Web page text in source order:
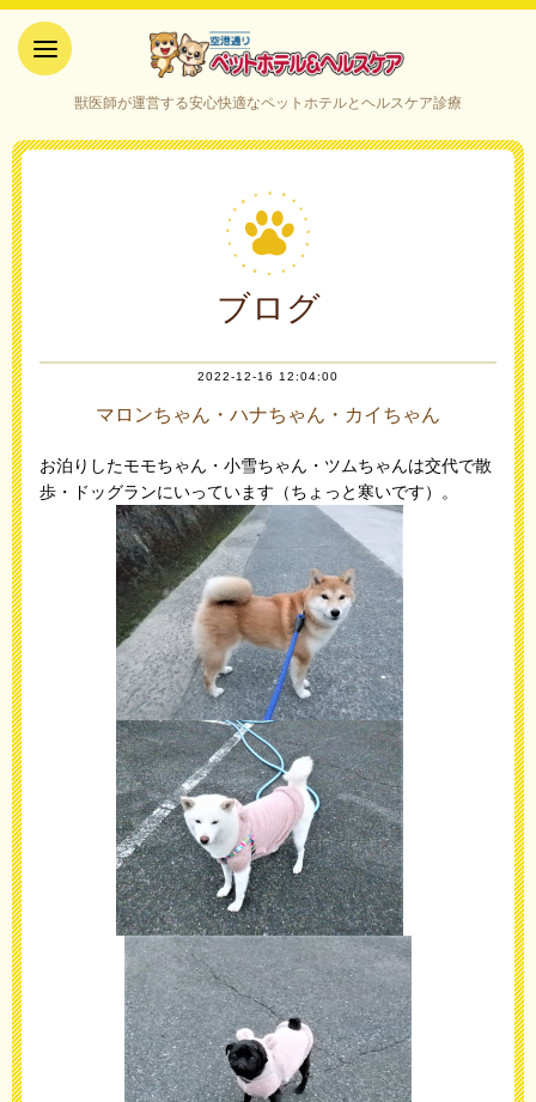
ケア｜山口県宇部市
獣医師が運営する安心快適なペットホテルとヘルスケア診療
ブログ
2022-12-16 12:04:00
マロンちゃん・ハナちゃん・カイちゃん
お泊りしたモモちゃん・小雪ちゃん・ツムちゃんは交代で散
歩・ドッグランにいっています（ちょっと寒いです）。